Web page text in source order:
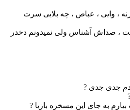
، وایی ، عباص ، چه بلایی سرت
، صداش آشناس ولی نمیدونم دخدر
جدی جدی ?
به جای این مسخره بازیا ?